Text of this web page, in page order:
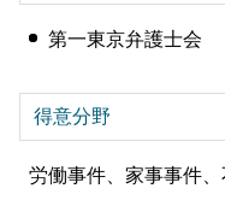
第一東京弁護士会
得意分野
労働事件、家事事件